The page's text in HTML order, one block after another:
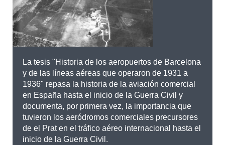
La tesis "Historia de los aeropuertos de Barcelona
y de las líneas aéreas que operaron de 1931 a
1936" repasa la historia de la aviación comercial
en España hasta el inicio de la Guerra Civil y
documenta, por primera vez, la importancia que
tuvieron los aeródromos comerciales precursores
de el Prat en el tráfico aéreo internacional hasta el
inicio de la Guerra Civil.